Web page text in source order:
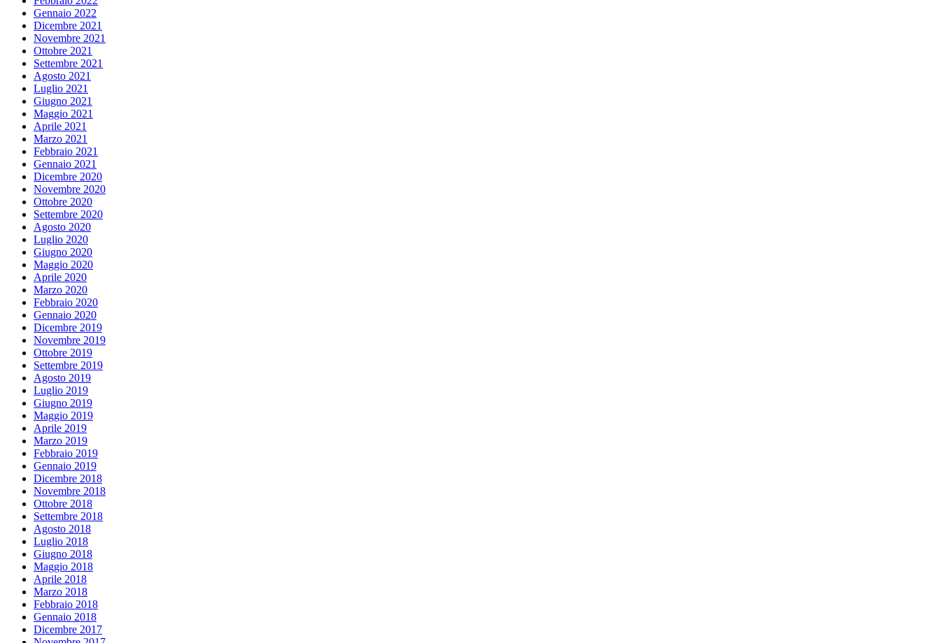
Gennaio 2022
Dicembre 2021
Novembre 2021
Ottobre 2021
Settembre 2021
Agosto 2021
Luglio 2021
Giugno 2021
Maggio 2021
Aprile 2021
Marzo 2021
Febbraio 2021
Gennaio 2021
Dicembre 2020
Novembre 2020
Ottobre 2020
Settembre 2020
Agosto 2020
Luglio 2020
Giugno 2020
Maggio 2020
Aprile 2020
Marzo 2020
Febbraio 2020
Gennaio 2020
Dicembre 2019
Novembre 2019
Ottobre 2019
Settembre 2019
Agosto 2019
Luglio 2019
Giugno 2019
Maggio 2019
Aprile 2019
Marzo 2019
Febbraio 2019
Gennaio 2019
Dicembre 2018
Novembre 2018
Ottobre 2018
Settembre 2018
Agosto 2018
Luglio 2018
Giugno 2018
Maggio 2018
Aprile 2018
Marzo 2018
Febbraio 2018
Gennaio 2018
Dicembre 2017